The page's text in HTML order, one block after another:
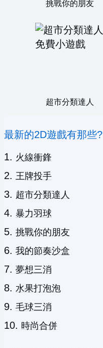
挑戰你的朋友
超市分類達人
最新的2D遊戲有那些?
火線衝鋒
王牌投手
超市分類達人
暴力羽球
挑戰你的朋友
我的節奏沙盒
夢想三消
水果打泡泡
毛球三消
時尚合併